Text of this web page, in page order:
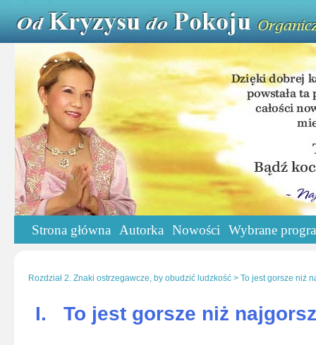
Strona główna Autorka Nowości Wybrane
Rozdział 2. Znaki ostrzegawcze, by obudzić ludzkość > To jest gorsze niż
I. To jest gorsze niż